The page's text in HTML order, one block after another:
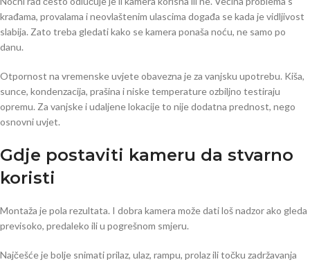
krađama, provalama i neovlaštenim ulascima događa se kada je vidljivost
slabija. Zato treba gledati kako se kamera ponaša noću, ne samo po
danu.
Otpornost na vremenske uvjete obavezna je za vanjsku upotrebu. Kiša,
sunce, kondenzacija, prašina i niske temperature ozbiljno testiraju
opremu. Za vanjske i udaljene lokacije to nije dodatna prednost, nego
osnovni uvjet.
Gdje postaviti kameru da stvarno
koristi
Montaža je pola rezultata. I dobra kamera može dati loš nadzor ako gleda
previsoko, predaleko ili u pogrešnom smjeru.
Najčešće je bolje snimati prilaz, ulaz, rampu, prolaz ili točku zadržavanja